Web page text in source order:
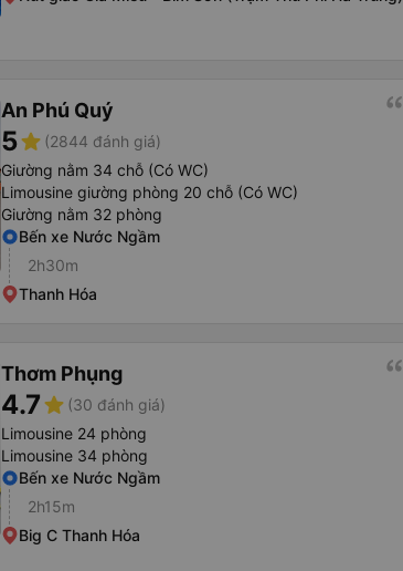
An Phú Quý
5star (2844 đánh giá)
Giường nằm 34 chỗ (Có WC)
Limousine giường phòng 20 chỗ (Có WC)
Giường nằm 32 phòng
Bến xe Nước Ngầm
2h30m
Thanh Hóa
Thơm Phụng
4.7star (30 đánh giá)
Limousine 24 phòng
Limousine 34 phòng
Bến xe Nước Ngầm
2h15m
Big C Thanh Hóa